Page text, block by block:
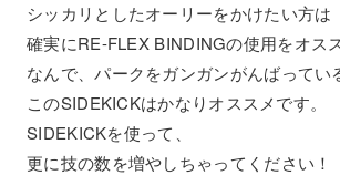
シッカリとしたオーリーをかけたい方は
確実にRE-FLEX BINDINGの使用をオス
なんで、パークをガンガンがんばってい
このSIDEKICKはかなりオススメです。
SIDEKICKを使って、
更に技の数を増やしちゃってください！